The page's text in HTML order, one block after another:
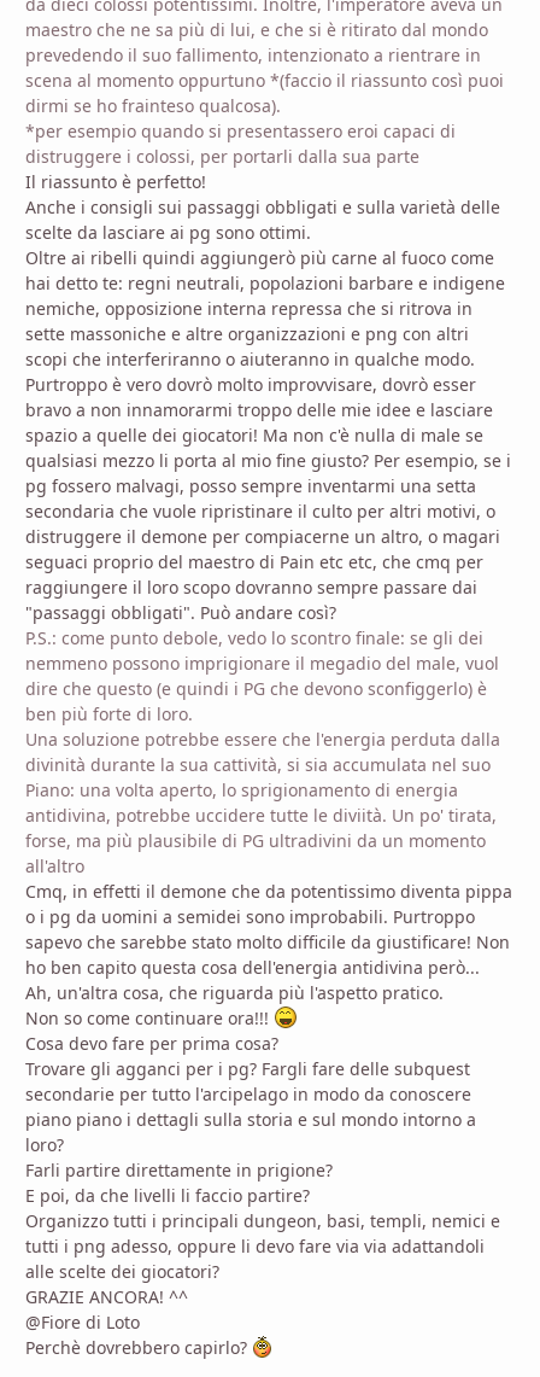
maestro che ne sa più di lui, e che si è ritirato dal mondo
prevedendo il suo fallimento, intenzionato a rientrare in
scena al momento oppurtuno *(faccio il riassunto così puoi
dirmi se ho frainteso qualcosa).
*per esempio quando si presentassero eroi capaci di
distruggere i colossi, per portarli dalla sua parte
Il riassunto è perfetto!
Anche i consigli sui passaggi obbligati e sulla varietà delle
scelte da lasciare ai pg sono ottimi.
Oltre ai ribelli quindi aggiungerò più carne al fuoco come
hai detto te: regni neutrali, popolazioni barbare e indigene
nemiche, opposizione interna repressa che si ritrova in
sette massoniche e altre organizzazioni e png con altri
scopi che interferiranno o aiuteranno in qualche modo.
Purtroppo è vero dovrò molto improvvisare, dovrò esser
bravo a non innamorarmi troppo delle mie idee e lasciare
spazio a quelle dei giocatori! Ma non c'è nulla di male se
qualsiasi mezzo li porta al mio fine giusto? Per esempio, se i
pg fossero malvagi, posso sempre inventarmi una setta
secondaria che vuole ripristinare il culto per altri motivi, o
distruggere il demone per compiacerne un altro, o magari
seguaci proprio del maestro di Pain etc etc, che cmq per
raggiungere il loro scopo dovranno sempre passare dai
"passaggi obbligati". Può andare così?
P.S.: come punto debole, vedo lo scontro finale: se gli dei
nemmeno possono imprigionare il megadio del male, vuol
dire che questo (e quindi i PG che devono sconfiggerlo) è
ben più forte di loro.
Una soluzione potrebbe essere che l'energia perduta dalla
divinità durante la sua cattività, si sia accumulata nel suo
Piano: una volta aperto, lo sprigionamento di energia
antidivina, potrebbe uccidere tutte le diviità. Un po' tirata,
forse, ma più plausibile di PG ultradivini da un momento
all'altro
Cmq, in effetti il demone che da potentissimo diventa pippa
o i pg da uomini a semidei sono improbabili. Purtroppo
sapevo che sarebbe stato molto difficile da giustificare! Non
ho ben capito questa cosa dell'energia antidivina però...
Ah, un'altra cosa, che riguarda più l'aspetto pratico.
Non so come continuare ora!!!
Cosa devo fare per prima cosa?
Trovare gli agganci per i pg? Fargli fare delle subquest
secondarie per tutto l'arcipelago in modo da conoscere
piano piano i dettagli sulla storia e sul mondo intorno a
loro?
Farli partire direttamente in prigione?
E poi, da che livelli li faccio partire?
Organizzo tutti i principali dungeon, basi, templi, nemici e
tutti i png adesso, oppure li devo fare via via adattandoli
alle scelte dei giocatori?
GRAZIE ANCORA! ^^
@Fiore di Loto
Perchè dovrebbero capirlo?